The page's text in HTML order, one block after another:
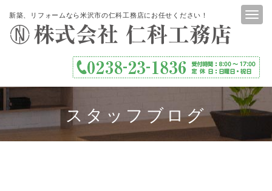
新築、リフォームなら米沢市の仁科工務店にお任せください！
スタッフブログ